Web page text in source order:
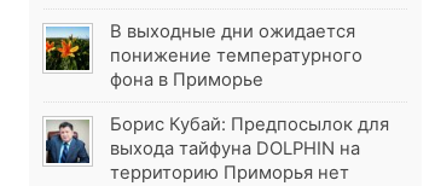
В выходные дни ожидается
понижение температурного
фона в Приморье
Борис Кубай: Предпосылок для
выхода тайфуна DOLPHIN на
территорию Приморья нет